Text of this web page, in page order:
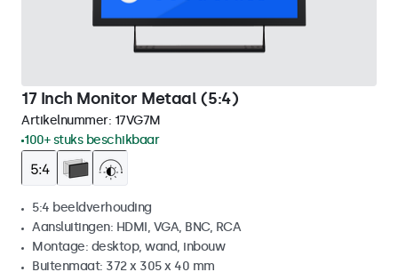
17 Inch Monitor Metaal (5:4)
Artikelnummer: 17VG7M
100+ stuks beschikbaar
5:4 beeldverhouding
Aansluitingen: HDMI, VGA, BNC, RCA
Montage: desktop, wand, inbouw
Buitenmaat: 372 x 305 x 40 mm